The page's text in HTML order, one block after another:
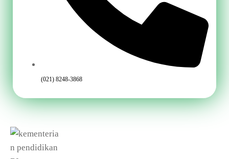
(021) 8248-3868